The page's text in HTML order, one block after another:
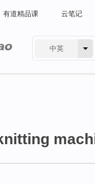
有道精品课 云笔记
中英